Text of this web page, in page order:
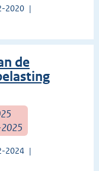
2020
de
2024